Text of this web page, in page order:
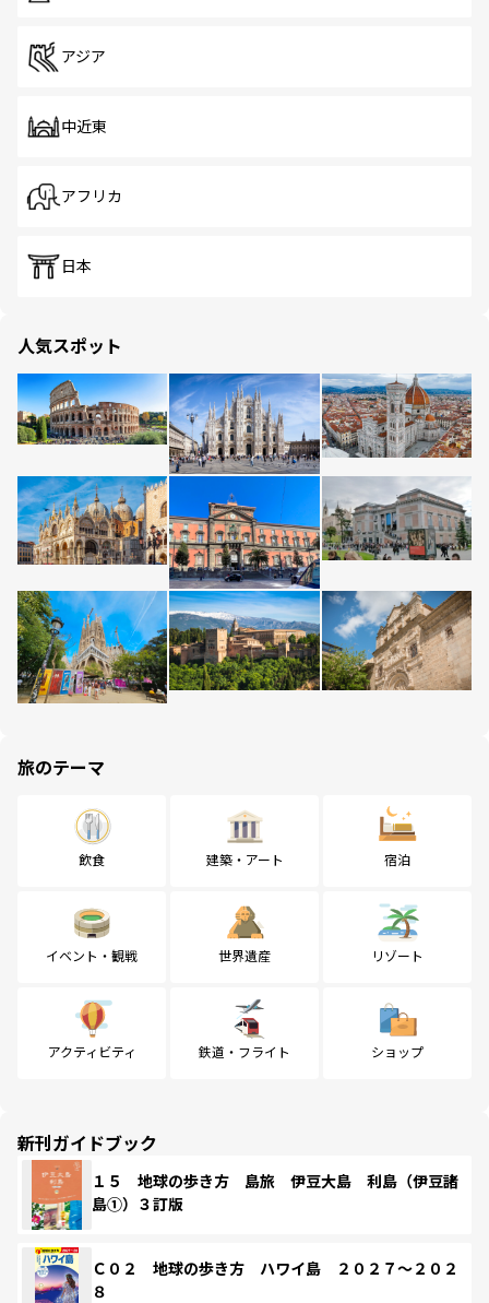
アジア
中近東
アフリカ
日本
人気スポット
旅のテーマ
飲食 建築・アート 宿泊
イベント・観戦 世界遺産 リゾート
アクティビティ 鉄道・フライト ショップ
新刊ガイドブック
１５ 地球の歩き方 島旅 伊豆大島 利島（伊豆諸
島①）３訂版
Ｃ０２ 地球の歩き方 ハワイ島 ２０２７～２０２
８